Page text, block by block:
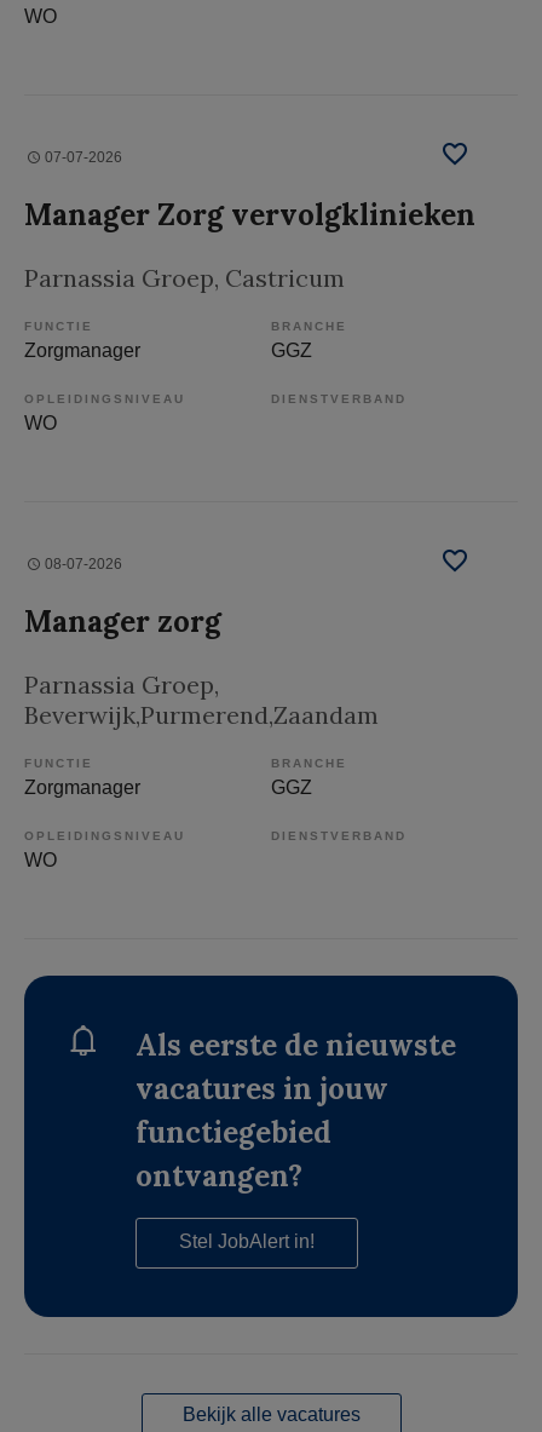
WO
07-07-2026
Manager Zorg vervolgklinieken
Parnassia Groep, Castricum
FUNCTIE
Zorgmanager
BRANCHE
GGZ
OPLEIDINGSNIVEAU
WO
DIENSTVERBAND
08-07-2026
Manager zorg
Parnassia Groep,
Beverwijk,Purmerend,Zaandam
FUNCTIE
Zorgmanager
BRANCHE
GGZ
OPLEIDINGSNIVEAU
WO
DIENSTVERBAND
Als eerste de nieuwste
vacatures in jouw
functiegebied
ontvangen?
Stel JobAlert in!
Bekijk alle vacatures